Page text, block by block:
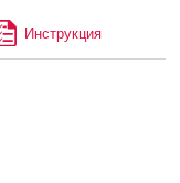
Инструкция